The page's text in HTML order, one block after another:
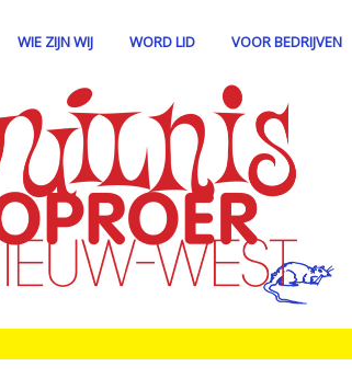
WIE ZIJN WIJ WORD LID VOOR BEDRIJVEN